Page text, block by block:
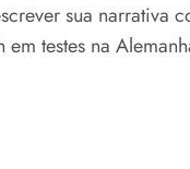
sua narrativa
testes na